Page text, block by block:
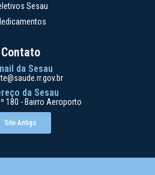
Sesau
Contato
da Sesau
da Sesau
180 - Bairro Aeroporto
Site Antigo